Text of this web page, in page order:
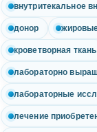
внутритекальное
донор
кроветворная ткань
лабораторно
лабораторные
лечение